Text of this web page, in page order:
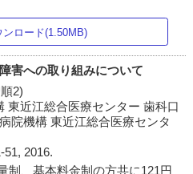
ンロード(1.50MB)
害への取り組みについて
2)
東近江総合医療センター 歯科口
院機構 東近江総合医療センタ
51, 2016.
制、基本料金制の方共に121円